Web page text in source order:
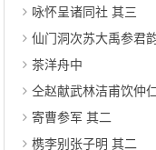
咏怀呈诸同社 其三
仙门洞次苏大禹参君
茶洋舟中
仝赵献武林洁甫饮仲
寄曹参军 其二
槜李别张子明 其二